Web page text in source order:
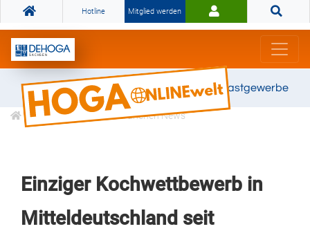
Hotline Mitglied werden
Gemeinsam stark für das Gastgewerbe
Informationen Branchen News
Einziger Kochwettbewerb in
Mitteldeutschland seit